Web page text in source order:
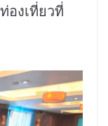
องเที่ยวที่